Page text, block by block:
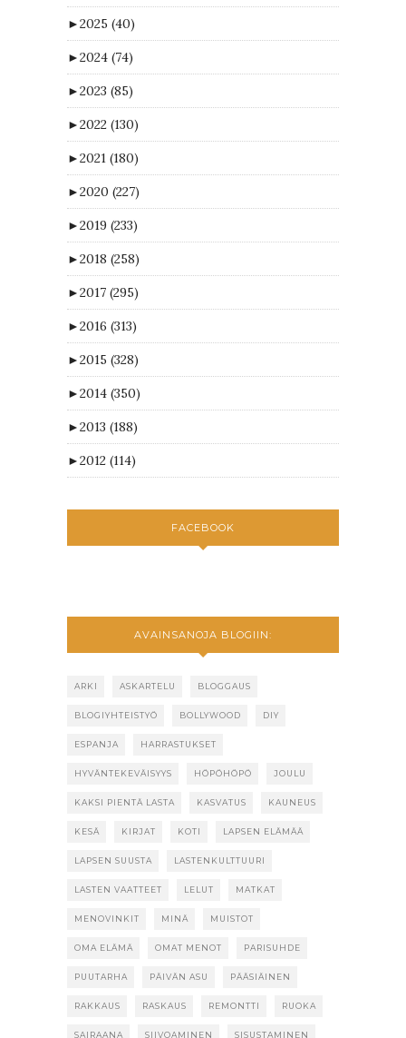
►2025 (40)
►2024 (74)
►2023 (85)
►2022 (130)
►2021 (180)
►2020 (227)
►2019 (233)
►2018 (258)
►2017 (295)
►2016 (313)
►2015 (328)
►2014 (350)
►2013 (188)
►2012 (114)
FACEBOOK
AVAINSANOJA BLOGIIN:
ARKI ASKARTELU BLOGGAUS
BLOGIYHTEISTYÖ BOLLYWOOD DIY
ESPANJA HARRASTUKSET
HYVÄNTEKEVÄISYYS HÖPÖHÖPÖ JOULU
KAKSI PIENTÄ LASTA KASVATUS KAUNEUS
KESÄ KIRJAT KOTI LAPSEN ELÄMÄÄ
LAPSEN SUUSTA LASTENKULTTUURI
LASTEN VAATTEET LELUT MATKAT
MENOVINKIT MINÄ MUISTOT
OMA ELÄMÄ OMAT MENOT PARISUHDE
PUUTARHA PÄIVÄN ASU PÄÄSIÄINEN
RAKKAUS RASKAUS REMONTTI RUOKA
SAIRAANA SIIVOAMINEN SISUSTAMINEN